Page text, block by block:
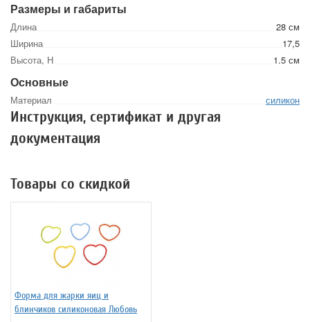
Размеры и габариты
Длина
28 см
Ширина
17,5
Высота, Н
1.5 см
Основные
Материал силикон
Инструкция, сертификат и другая
документация
Товары со скидкой
Форма для жарки яиц и
блинчиков силиконовая Любовь